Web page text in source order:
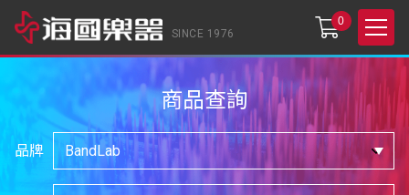
SINCE 1976
0
商品查詢
品牌